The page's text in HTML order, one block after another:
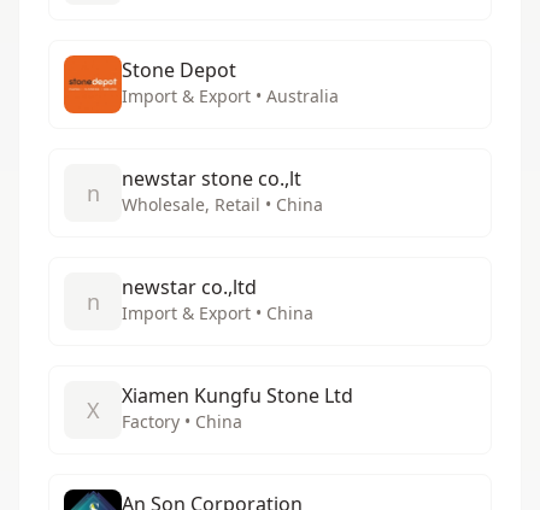
Stone Depot
Import & Export • Australia
n newstar stone co.,lt
Wholesale, Retail • China
n newstar co.,ltd
Import & Export • China
X Xiamen Kungfu Stone Ltd
Factory • China
An Son Corporation